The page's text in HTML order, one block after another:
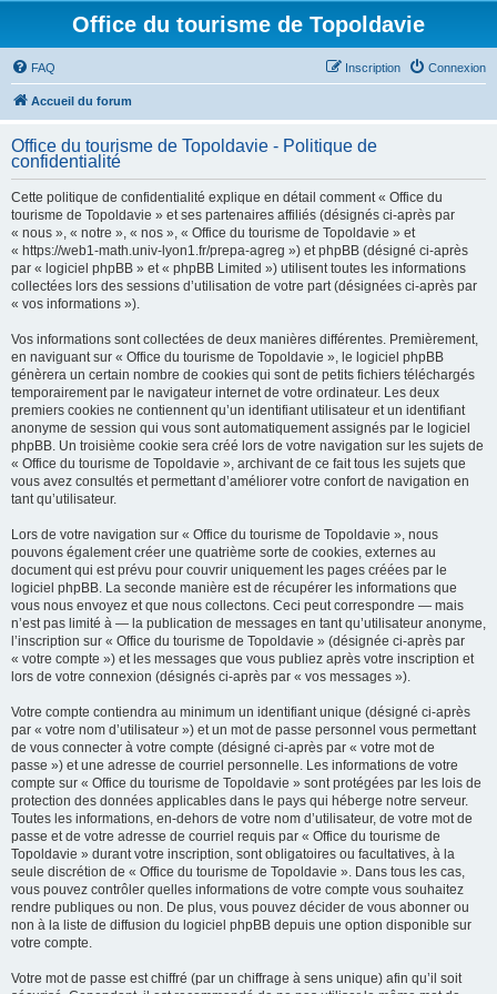
Office du tourisme de Topoldavie
FAQ Connexion
Inscription
Accueil du forum
Office du tourisme de Topoldavie - Politique de
confidentialité
Cette politique de confidentialité explique en détail comment « Office du
tourisme de Topoldavie » et ses partenaires affiliés (désignés ci-après par
« nous », « notre », « nos », « Office du tourisme de Topoldavie » et
« https://web1-math.univ-lyon1.fr/prepa-agreg ») et phpBB (désigné ci-après
par « logiciel phpBB » et « phpBB Limited ») utilisent toutes les informations
collectées lors des sessions d’utilisation de votre part (désignées ci-après par
« vos informations »).
Vos informations sont collectées de deux manières différentes. Premièrement,
en naviguant sur « Office du tourisme de Topoldavie », le logiciel phpBB
génèrera un certain nombre de cookies qui sont de petits fichiers téléchargés
temporairement par le navigateur internet de votre ordinateur. Les deux
premiers cookies ne contiennent qu’un identifiant utilisateur et un identifiant
anonyme de session qui vous sont automatiquement assignés par le logiciel
phpBB. Un troisième cookie sera créé lors de votre navigation sur les sujets de
« Office du tourisme de Topoldavie », archivant de ce fait tous les sujets que
vous avez consultés et permettant d’améliorer votre confort de navigation en
tant qu’utilisateur.
Lors de votre navigation sur « Office du tourisme de Topoldavie », nous
pouvons également créer une quatrième sorte de cookies, externes au
document qui est prévu pour couvrir uniquement les pages créées par le
logiciel phpBB. La seconde manière est de récupérer les informations que
vous nous envoyez et que nous collectons. Ceci peut correspondre — mais
n’est pas limité à — la publication de messages en tant qu’utilisateur anonyme,
l’inscription sur « Office du tourisme de Topoldavie » (désignée ci-après par
« votre compte ») et les messages que vous publiez après votre inscription et
lors de votre connexion (désignés ci-après par « vos messages »).
Votre compte contiendra au minimum un identifiant unique (désigné ci-après
par « votre nom d’utilisateur ») et un mot de passe personnel vous permettant
de vous connecter à votre compte (désigné ci-après par « votre mot de
passe ») et une adresse de courriel personnelle. Les informations de votre
compte sur « Office du tourisme de Topoldavie » sont protégées par les lois de
protection des données applicables dans le pays qui héberge notre serveur.
Toutes les informations, en-dehors de votre nom d’utilisateur, de votre mot de
passe et de votre adresse de courriel requis par « Office du tourisme de
Topoldavie » durant votre inscription, sont obligatoires ou facultatives, à la
seule discrétion de « Office du tourisme de Topoldavie ». Dans tous les cas,
vous pouvez contrôler quelles informations de votre compte vous souhaitez
rendre publiques ou non. De plus, vous pouvez décider de vous abonner ou
non à la liste de diffusion du logiciel phpBB depuis une option disponible sur
votre compte.
Votre mot de passe est chiffré (par un chiffrage à sens unique) afin qu’il soit